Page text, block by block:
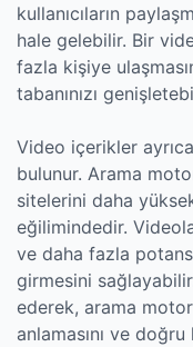
kullanıcıların
hale gelebilir. Bir
fazla kişiye
tabanınızı
Video içerikler
bulunur. Arama
sitelerini daha
eğilimindedir.
ve daha fazla
girmesini
ederek, arama
anlamasını ve doğru